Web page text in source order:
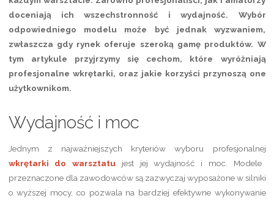
doceniają ich wszechstronność i wydajność. Wybór
odpowiedniego modelu może być jednak wyzwaniem,
zwłaszcza gdy rynek oferuje szeroką gamę produktów. W
tym artykule przyjrzymy się cechom, które wyróżniają
profesjonalne wkrętarki, oraz jakie korzyści przynoszą one
użytkownikom.
Wydajność i moc
Jednym z najważniejszych kryteriów wyboru profesjonalnej
wkrętarki do warsztatu
jest jej wydajność i moc. Modele
przeznaczone dla zawodowców są zazwyczaj wyposażone w silniki
o wyższej mocy, co pozwala na bardziej efektywne wykonywanie